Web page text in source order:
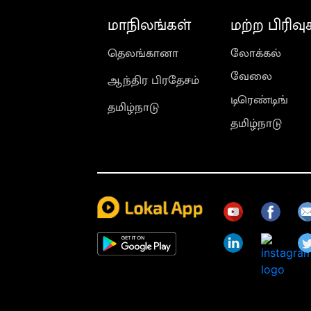
மாநிலங்கள்
தெலங்கானா
ஆந்திர பிரதேசம்
தமிழ்நாடு
மற்ற
லோக்கல்
வேலை
டிரெண்டிங்
தமிழ்நாடு